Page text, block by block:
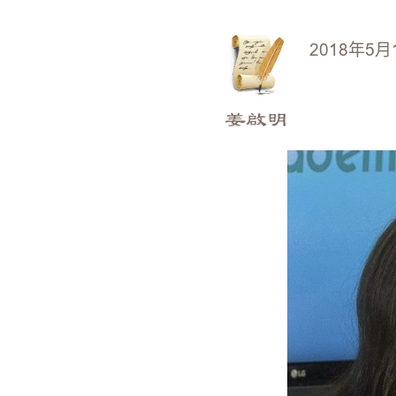
2018年5月
姜啟明